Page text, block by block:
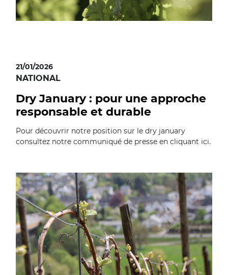
21/01/2026
NATIONAL
Dry January : pour une approche
responsable et durable
Pour découvrir notre position sur le dry january
consultez notre communiqué de presse en cliquant ici.